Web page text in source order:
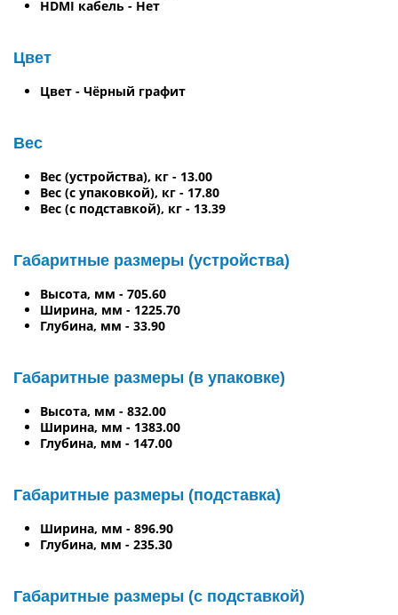
HDMI кабель - Нет
Цвет
Цвет - Чёрный графит
Вес
Вес (устройства), кг - 13.00
Вес (с упаковкой), кг - 17.80
Вес (с подставкой), кг - 13.39
Габаритные размеры (устройства)
Высота, мм - 705.60
Ширина, мм - 1225.70
Глубина, мм - 33.90
Габаритные размеры (в упаковке)
Высота, мм - 832.00
Ширина, мм - 1383.00
Глубина, мм - 147.00
Габаритные размеры (подставка)
Ширина, мм - 896.90
Глубина, мм - 235.30
Габаритные размеры (с подставкой)